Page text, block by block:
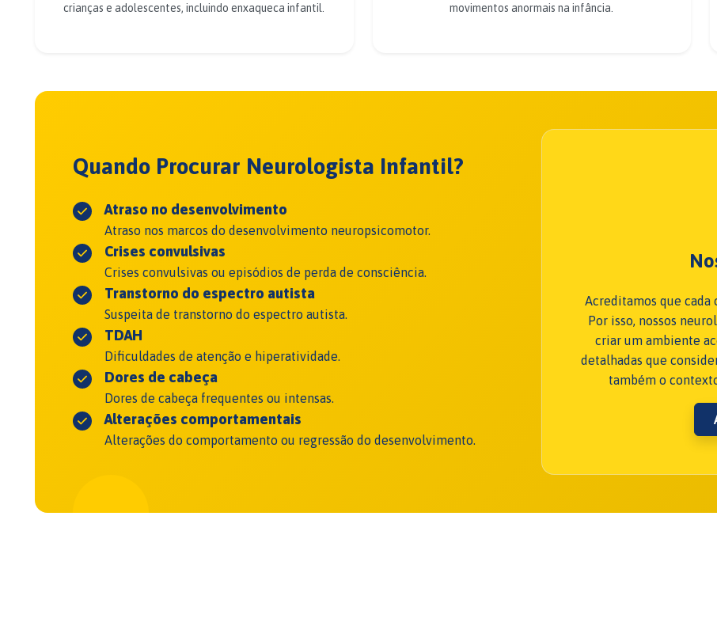
crianças e adolescentes, incluindo enxaqueca infantil.
movimentos anormais na infância.
Quando Procurar Neurologista Infantil?
Atraso no desenvolvimento
Atraso nos marcos do desenvolvimento neuropsicomotor.
Crises convulsivas
Crises convulsivas ou episódios de perda de consciência.
Transtorno do espectro autista
Suspeita de transtorno do espectro autista.
TDAH
Dificuldades de atenção e hiperatividade.
Dores de cabeça
Dores de cabeça frequentes ou intensas.
Alterações comportamentais
Alterações do comportamento ou regressão do desenvolvimento.
Acreditamos que cada
Por isso, nossos
criar um ambiente
detalhadas que
também o